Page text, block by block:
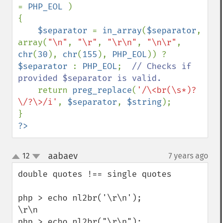
= PHP_EOL
)
{
$separator = in_array($separator,
array( "\n" , "\r" , "\r\n" , "\n\r"
chr(30 ), chr(155 ), PHP_EOL
$separator
: PHP_EOL; // Checks if
provided $separator is valid.
return preg_replace( '/\<br(\s*)?
\/?\>/i' , $separator, $string);
?>
up
down
12 aabaev¶ 7 years ago
double quotes !== single quotes
php > echo nl2br('\r\n');
\r\n